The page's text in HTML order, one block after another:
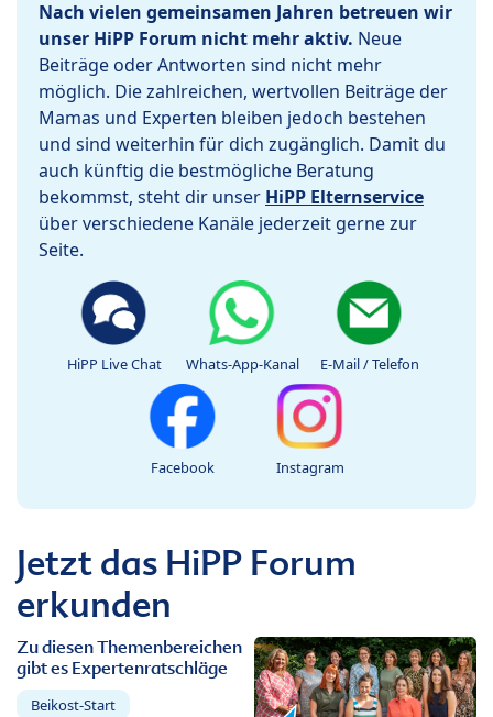
Nach vielen gemeinsamen Jahren betreuen wir
unser HiPP Forum nicht mehr aktiv. Neue
Beiträge oder Antworten sind nicht mehr
möglich. Die zahlreichen, wertvollen Beiträge der
Mamas und Experten bleiben jedoch bestehen
und sind weiterhin für dich zugänglich. Damit du
auch künftig die bestmögliche Beratung
bekommst, steht dir unser HiPP Elternservice
über verschiedene Kanäle jederzeit gerne zur
Seite.
HiPP Live Chat Whats-App-Kanal E-Mail / Telefon
Facebook Instagram
Jetzt das HiPP Forum
erkunden
Zu diesen Themenbereichen
gibt es Expertenratschläge
Beikost-Start